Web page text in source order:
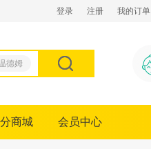
登录 注册 我的订单
德姆
商城 会员中心